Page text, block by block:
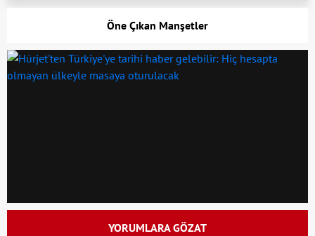
Öne Çıkan Manşetler
YORUMLARA GÖZAT